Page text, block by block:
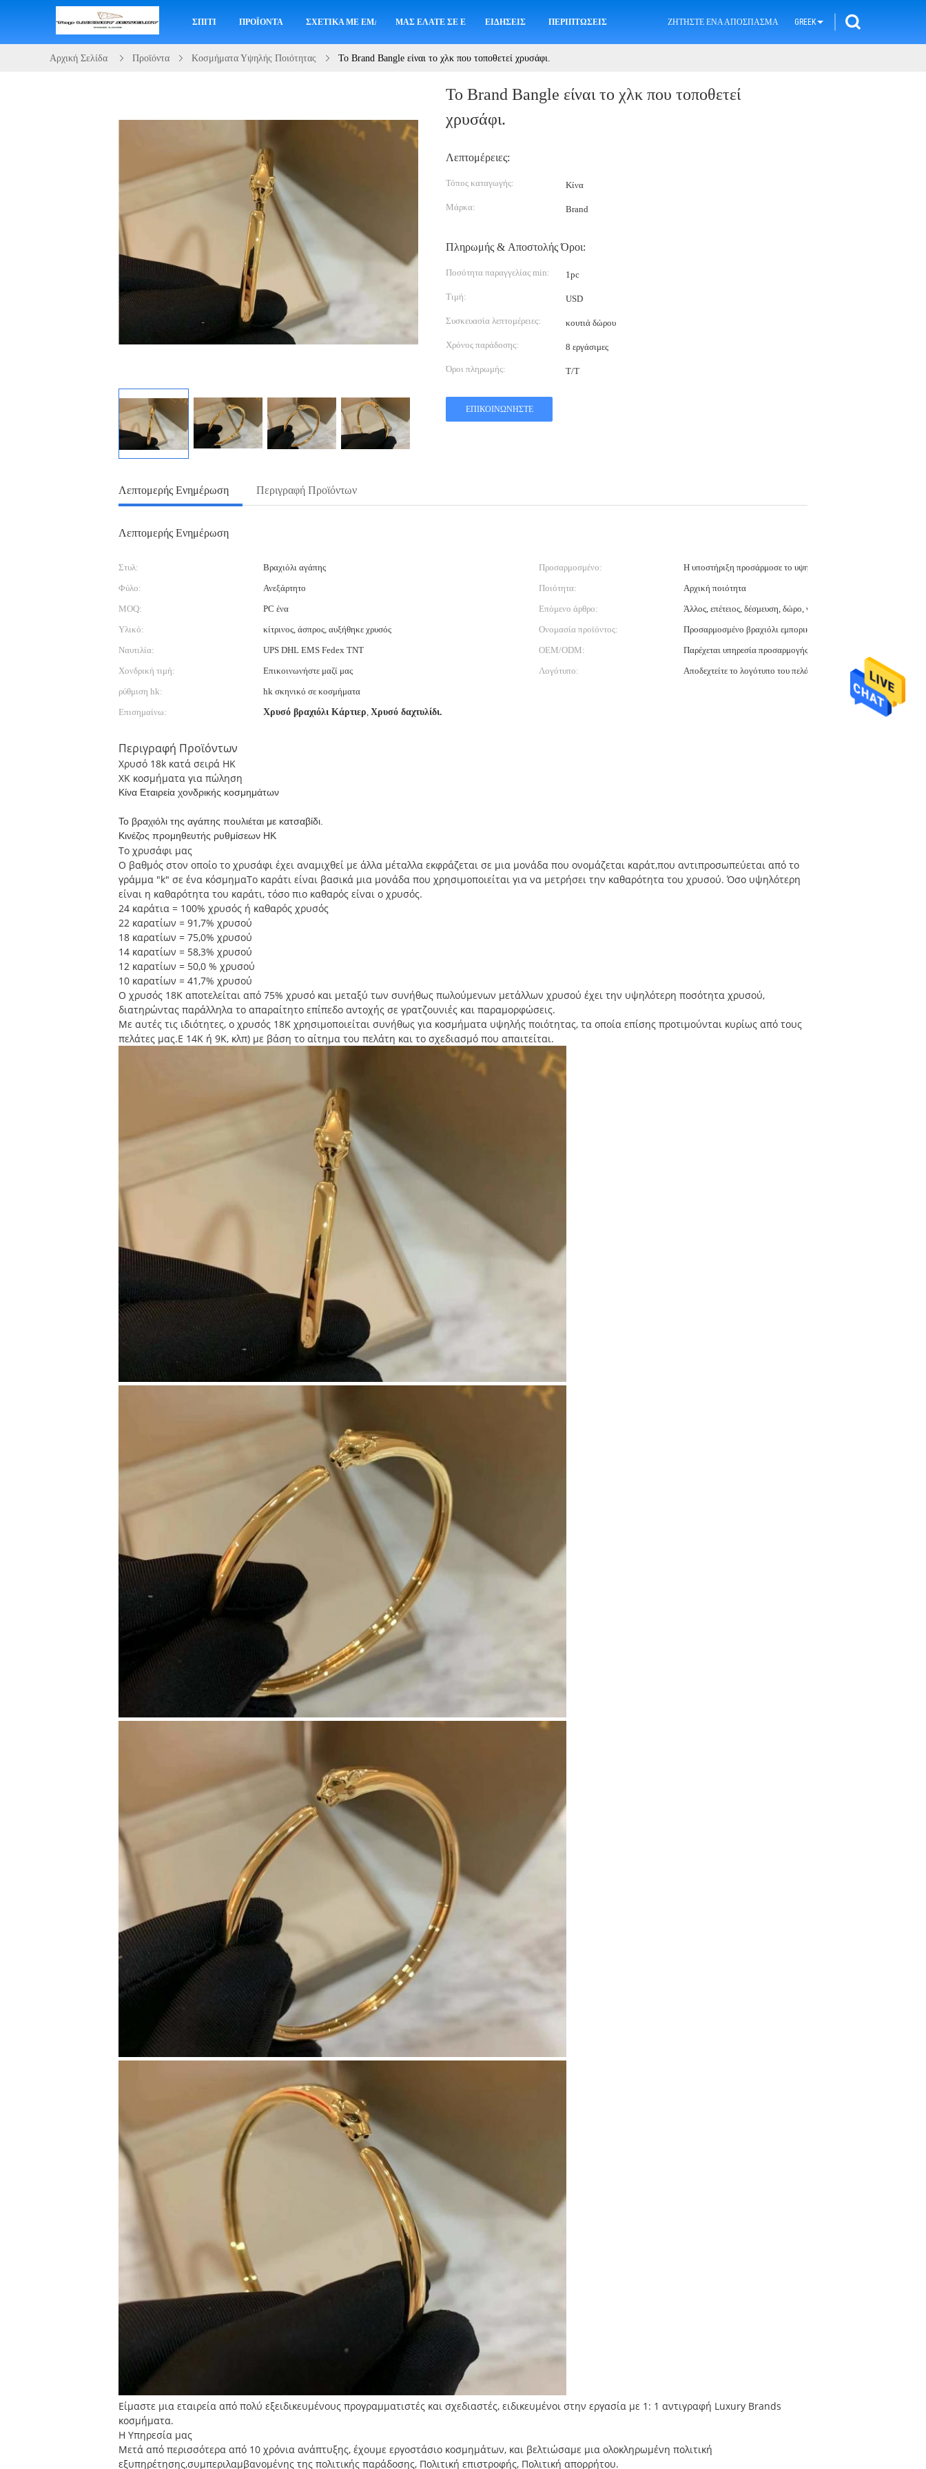
ΣΠΊΤΙ ΠΡΟΪΌΝΤΑ ΣΧΕΤΙΚΆ ΜΕ ΕΜΆΣ ΜΑΣ ΕΛΆΤΕ ΣΕ ΕΠΑΦΉ ΜΕΕΙΔΉΣΕΙΣ ΠΕΡΙΠΤΏΣΕΙΣ ΖΗΤΉΣΤΕ ΈΝΑ ΑΠΌΣΠΑΣΜΑ GREEK
Αρχική Σελίδα Προϊόντα Κοσμήματα Υψηλής Ποιότητας Το Brand Bangle είναι το χλκ που τοποθετεί χρυσάφι.
Το Brand Bangle είναι το χλκ που τοποθετεί
χρυσάφι.
Λεπτομέρειες:
Τόπος καταγωγής: Κίνα
Μάρκα: Brand
Πληρωμής & Αποστολής Όροι:
Ποσότητα παραγγελίας min: 1pc
Τιμή: USD
Συσκευασία λεπτομέρειες: κουτιά δώρου
Χρόνος παράδοσης: 8 εργάσιμες
Όροι πληρωμής: Τ/Τ
ΕΠΙΚΟΙΝΩΝΉΣΤΕ
Λεπτομερής Ενημέρωση Περιγραφή Προϊόντων
Λεπτομερής Ενημέρωση
Στυλ: Βραχιόλι αγάπης Προσαρμοσμένο:
Η υποστήριξη προσάρμοσε το υψηλό κόσμημα
Φύλο:
Ανεξάρτητο Ποιότητα:
Αρχική ποιότητα
MOQ:
PC ένα Επόμενο άρθρο:
Άλλος, επέτειος, δέσμευση, δώρο, γάμος, κόμμα
Υλικό:
κίτρινος, άσπρος, αυξήθηκε χρυσός Ονομασία προϊόντος:
Προσαρμοσμένο βραχιόλι εμπορικών σημάτων
Ναυτιλία:
UPS DHL EMS Fedex TNT OEM/ODM:
Παρέχεται υπηρεσία προσαρμογής
Χονδρική τιμή:
Επικοινωνήστε μαζί μας Λογότυπο:
Αποδεχτείτε το λογότυπο του πελάτη
ρύθμιση hk:
hk σκηνικό σε κοσμήματα
Επισημαίνω:
Χρυσό βραχιόλι Κάρτιερ, Χρυσό δαχτυλίδι.
Περιγραφή Προϊόντων
Χρυσό 18k κατά σειρά HK
ΧΚ κοσμήματα για πώληση
Κίνα Εταιρεία χονδρικής κοσμημάτων
Το βραχιόλι της αγάπης πουλιέται με κατσαβίδι.
Κινέζος προμηθευτής ρυθμίσεων HK
Το χρυσάφι μας
Ο βαθμός στον οποίο το χρυσάφι έχει αναμιχθεί με άλλα μέταλλα εκφράζεται σε μια μονάδα που ονομάζεται καράτ,που αντιπροσωπεύεται από το
γράμμα "k" σε ένα κόσμημαΤο καράτι είναι βασικά μια μονάδα που χρησιμοποιείται για να μετρήσει την καθαρότητα του χρυσού. Όσο υψηλότερη
είναι η καθαρότητα του καράτι, τόσο πιο καθαρός είναι ο χρυσός.
24 καράτια = 100% χρυσός ή καθαρός χρυσός
22 καρατίων = 91,7% χρυσού
18 καρατίων = 75,0% χρυσού
14 καρατίων = 58,3% χρυσού
12 καρατίων = 50,0 % χρυσού
10 καρατίων = 41,7% χρυσού
Ο χρυσός 18K αποτελείται από 75% χρυσό και μεταξύ των συνήθως πωλούμενων μετάλλων χρυσού έχει την υψηλότερη ποσότητα χρυσού,
διατηρώντας παράλληλα το απαραίτητο επίπεδο αντοχής σε γρατζουνιές και παραμορφώσεις.
Με αυτές τις ιδιότητες, ο χρυσός 18K χρησιμοποιείται συνήθως για κοσμήματα υψηλής ποιότητας, τα οποία επίσης προτιμούνται κυρίως από τους
πελάτες μας.E 14K ή 9K, κλπ) με βάση το αίτημα του πελάτη και το σχεδιασμό που απαιτείται.
Είμαστε μια εταιρεία από πολύ εξειδικευμένους προγραμματιστές και σχεδιαστές, ειδικευμένοι στην εργασία με 1: 1 αντιγραφή Luxury Brands
κοσμήματα.
Η Υπηρεσία μας
Μετά από περισσότερα από 10 χρόνια ανάπτυξης, έχουμε εργοστάσιο κοσμημάτων, και βελτιώσαμε μια ολοκληρωμένη πολιτική
εξυπηρέτησης,συμπεριλαμβανομένης της πολιτικής παράδοσης, Πολιτική επιστροφής, Πολιτική απορρήτου.